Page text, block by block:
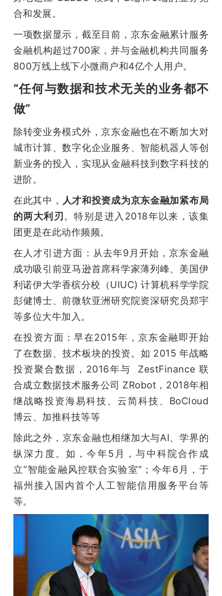
合和发展。
一项数据显示，截至目前，京东金融累计服务
金融机构超过700家，并与金融机构共同服务
800万线上线下小微商户和4亿个人用户。
“任何与数据和技术无关的业务都不
做”
除转变业务模式外，京东金融也在不断加大对
城市计算、数字化企业服务、智能机器人等创
新业务的投入，实现从金融科技到数字科技的
进阶。
在此其中， 人才和投资成为京东金融加紧布局
的两大利刃。特别是进入2018年以来，该集
团更是在此动作频频。
在人才引进方面：从去年9月开始，京东金融
成功吸引前亚马逊首席科学家薄列峰、美国伊
利诺伊大学香槟分校（UIUC) 计算机科学学院
彭健博士、前微软亚洲研究院资深研究员郑宇
等多位大牛加入。
在投资方面：早在2015年，京东金融即开始
了在数据、技术板块的投资。如 2015 年战略
投资聚合数据，2016年与  ZestFinance 联
合成立数据技术服务公司 ZRobot，2018年相
继战略投资海易科技、云简科技、BoCloud
博云、加推科技等等
除此之外，京东金融也相继加大与AI、学界的
纵深力度。如，今年5月，与中科院合作成
立“智能金融风控联合实验室”；今年6月，于
福州接入国内首个人工智能信用服务平台等
等。